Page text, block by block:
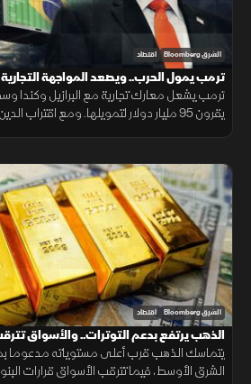
الشرق Bloomberg اقتصاد
ترمب يمول الحرب.. ويصعد المواجهة التجارية
ترمب يشعل معارك تجارية مع البرازيل وكندا
الشرق Bloomberg اقتصاد
الذهب يرتفع بدعم التوترات.. والأسواق
يتماسك الذهب قرب أعلى مستوياته مدعوما
الشرق الأوسط، فيما تترقب الأسواق قرارات